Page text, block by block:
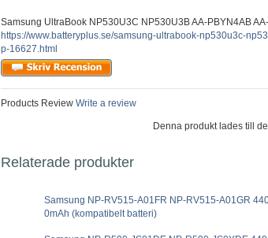
Samsung UltraBook NP530U3C NP530U3B AA-PBYN4AB
https://www.batteryplus.se/samsung-ultrabook-np530u3c-
p-16627.html
Products Review Write a review
Denna produkt lades till
Relaterade produkter
Samsung NP-RV515-A01FR NP-RV515-A01GR
0mAh (kompatibelt batteri)